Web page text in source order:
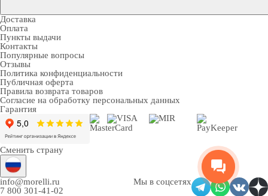
Доставка
Оплата
Пункты выдачи
Контакты
Популярные вопросы
Отзывы
Политика конфиденциальности
Публичная оферта
Правила возврата товаров
Согласие на обработку персональных данных
Гарантия
Сменить страну
info@morelli.ru
7 800 301-41-02
Мы в соцсетях